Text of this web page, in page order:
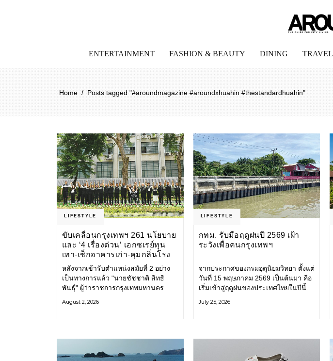
ENTERTAINMENT FASHION & BEAUTY DINING TRAVEL
Home / Posts tagged "#aroundmagazine #aroundxhuahin #thestandardhuahin"
LIFESTYLE
ขับเคลื่อนกรุงเทพฯ 261 นโยบาย
และ ‘4 เรื่องด่วน’ เอกซเรย์ทุน
เทา-เช็กอาคารเก่า-คุมกลิ่นโรง
ขยะ-ขีดเส้นสอบทุจริต
หลังจากเข้ารับตำแหน่งสมัยที่ 2 อย่าง
เป็นทางการแล้ว "นายชัชชาติ สิทธิ
พันธุ์" ผู้ว่าราชการกรุงเทพมหานคร
แปลงนโยบายสู่แผนยุทธศาสตร์ จัด
August 2, 2026
LIFESTYLE
กทม. รับมือฤดูฝนปี 2569 เฝ้า
ระวังเพื่อคนกรุงเทพฯ
จากประกาศของกรมอุตุนิยมวิทยา ตั้งแต่
วันที่ 15 พฤษภาคม 2569 เป็นต้นมา คือ
เริ่มเข้าสู่ฤดูฝนของประเทศไทยในปีนี้
รับมือน้ำท่วม และเดินหน้าพัฒนา
July 25, 2026